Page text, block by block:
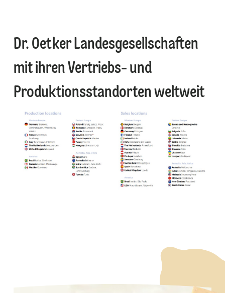
Dr. Oetker Landesgesellschaften
mit ihren Vertriebs- und
Produktionsstandorten weltweit